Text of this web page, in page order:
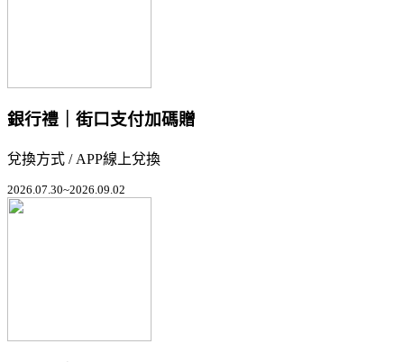
銀行禮｜街口支付加碼贈
兌換方式 / APP線上兌換
2026.07.30~2026.09.02